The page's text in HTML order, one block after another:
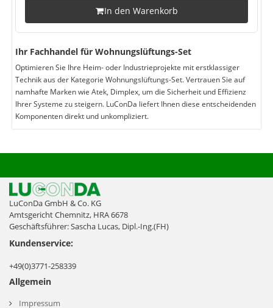
In den Warenkorb
Ihr Fachhandel für Wohnungslüftungs-Set
Optimieren Sie Ihre Heim- oder Industrieprojekte mit erstklassiger
Technik aus der Kategorie Wohnungslüftungs-Set. Vertrauen Sie auf
namhafte Marken wie Atek, Dimplex, um die Sicherheit und Effizienz
Ihrer Systeme zu steigern. LuConDa liefert Ihnen diese entscheidenden
Komponenten direkt und unkompliziert.
LuConDa GmbH & Co. KG
Amtsgericht Chemnitz, HRA 6678
Geschäftsführer: Sascha Lucas, Dipl.-Ing.(FH)
Kundenservice:
+49(0)3771-258339
Allgemein
Impressum